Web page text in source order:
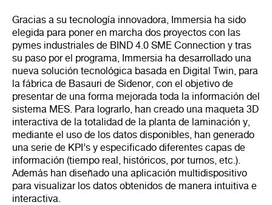
Gracias a su tecnología innovadora, Immersia ha sido
elegida para poner en marcha dos proyectos con las
pymes industriales de BIND 4.0 SME Connection y tras
su paso por el programa, Immersia ha desarrollado una
nueva solución tecnológica basada en Digital Twin, para
la fábrica de Basauri de Sidenor, con el objetivo de
presentar de una forma mejorada toda la información del
sistema MES. Para lograrlo, han creado una maqueta 3D
interactiva de la totalidad de la planta de laminación y,
mediante el uso de los datos disponibles, han generado
una serie de KPI’s y especificado diferentes capas de
información (tiempo real, históricos, por turnos, etc.).
Además han diseñado una aplicación multidispositivo
para visualizar los datos obtenidos de manera intuitiva e
interactiva.